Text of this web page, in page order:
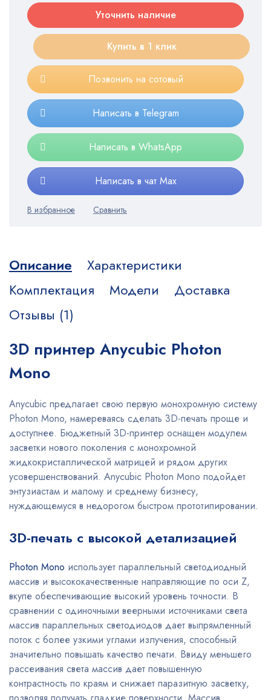
Уточнить наличие
Купить в 1 клик
Позвонить на сотовый
Написать в Telegram
Написать в WhatsApp
Написать в чат Max
Описание
Характеристики
Комплектация
Модели
Доставка
Отзывы (1)
3D принтер Anycubic Photon
Mono
Anycubic предлагает свою первую монохромную систему
Photon Mono, намереваясь сделать 3D-печать проще и
доступнее. Бюджетный 3D-принтер оснащен модулем
засветки нового поколения с монохромной
жидкокристаллической матрицей и рядом других
усовершенствований. Anycubic Photon Mono подойдет
энтузиастам и малому и среднему бизнесу,
нуждающемуся в недорогом быстром прототипировании.
3D-печать с высокой детализацией
Photon Mono использует параллельный светодиодный
массив и высококачественные направляющие по оси Z,
вкупе обеспечивающие высокий уровень точности. В
сравнении с одиночными веерными источниками света
массив параллельных светодиодов дает выпрямленный
поток с более узкими углами излучения, способный
значительно повышать качество печати. Ввиду меньшего
рассеивания света массив дает повышенную
контрастность по краям и снижает паразитную засветку,